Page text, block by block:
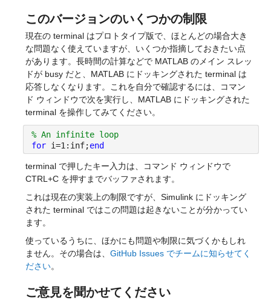
このバージョンのいくつかの制限
現在の terminal はプロトタイプ版で、ほとんどの場合大き
な問題なく使えていますが、いくつか指摘しておきたい点
があります。長時間の計算などで MATLAB のメイン スレッ
ドが busy だと、MATLAB にドッキングされた terminal は
応答しなくなります。これを自分で確認するには、コマン
ド ウィンドウで次を実行し、MATLAB にドッキングされた
terminal を操作してみてください。
% An infinite loop
for i=1:inf;end
terminal で押したキー入力は、コマンド ウィンドウで
CTRL+C を押すまでバッファされます。
これは現在の実装上の制限ですが、Simulink にドッキング
された terminal ではこの問題は起きないことが分かってい
ます。
使っているうちに、ほかにも問題や制限に気づくかもしれ
ません。その場合は、 GitHub Issues でチームに知らせてく
ださい。
ご意見を聞かせてください